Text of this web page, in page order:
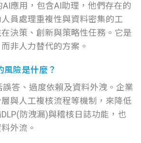
應用，包含AI助理，他們存在的
員處理重複性與資料密集的工
決策、創新與策略性任務。它是
非人力替代的方案。
風險是什麼？
答、過度依賴及資料外洩。企業
與人工複核流程等機制，來降低
防洩漏)與稽核日誌功能，也
外流。